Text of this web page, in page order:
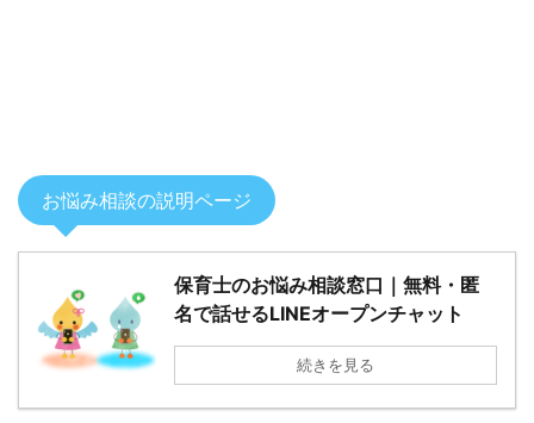
お悩み相談の説明ページ
保育士のお悩み相談窓口｜無料・匿
名で話せるLINEオープンチャット
続きを見る